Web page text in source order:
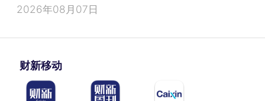
2026年08月07日
财新移动